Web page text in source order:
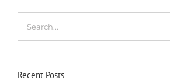
Recent Posts